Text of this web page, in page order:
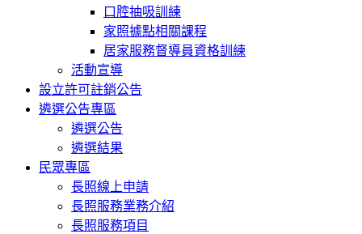
口腔抽吸訓練
家照據點相關課程
居家服務督導員資格訓練
活動宣導
設立許可註銷公告
遴選公告專區
遴選公告
遴選結果
民眾專區
長照線上申請
長照服務業務介紹
長照服務項目